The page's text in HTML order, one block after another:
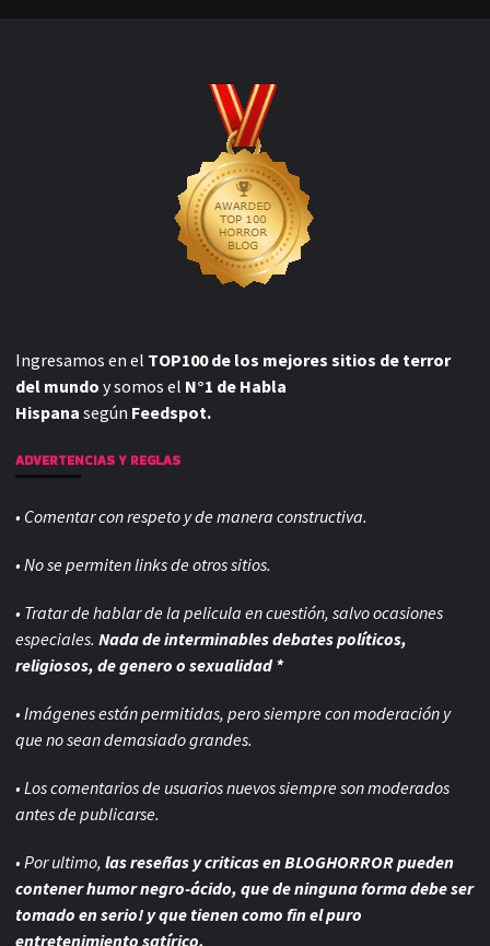
Ingresamos en el TOP100 de los mejores sitios de terror
del mundo y somos el N°1 de Habla
Hispana según Feedspot.
ADVERTENCIAS Y REGLAS
• Comentar con respeto y de manera constructiva.
• No se permiten links de otros sitios.
• Tratar de hablar de la pelicula en cuestión, salvo ocasiones
especiales. Nada de interminables debates políticos,
religiosos, de genero o sexualidad *
• Imágenes están permitidas, pero siempre conmoderación y
que no sean demasiado grandes.
• Los comentarios de usuarios nuevos siempre son moderados
antes de publicarse.
• Por ultimo, las reseñas y criticas en BLOGHORROR pueden
contener humor negro-ácido, que de ninguna forma debe ser
tomado en serio! y que tienen como fin el puro
entretenimiento satírico.